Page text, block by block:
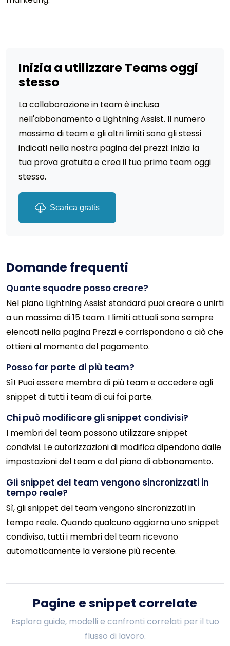
Inizia a utilizzare Teams oggi
stesso
La collaborazione in team è inclusa
nell'abbonamento a Lightning Assist. Il numero
massimo di team e gli altri limiti sono gli stessi
indicati nella nostra pagina dei prezzi: inizia la
tua prova gratuita e crea il tuo primo team oggi
stesso.
Scarica gratis
Domande frequenti
Quante squadre posso creare?
Nel piano Lightning Assist standard puoi creare o unirti
a un massimo di 15 team. I limiti attuali sono sempre
elencati nella pagina Prezzi e corrispondono a ciò che
ottieni al momento del pagamento.
Posso far parte di più team?
Sì! Puoi essere membro di più team e accedere agli
snippet di tutti i team di cui fai parte.
Chi può modificare gli snippet condivisi?
I membri del team possono utilizzare snippet
condivisi. Le autorizzazioni di modifica dipendono dalle
impostazioni del team e dal piano di abbonamento.
Gli snippet del team vengono sincronizzati in
tempo reale?
Sì, gli snippet del team vengono sincronizzati in
tempo reale. Quando qualcuno aggiorna uno snippet
condiviso, tutti i membri del team ricevono
automaticamente la versione più recente.
Pagine e snippet correlate
Esplora guide, modelli e confronti correlati per il tuo
flusso di lavoro.